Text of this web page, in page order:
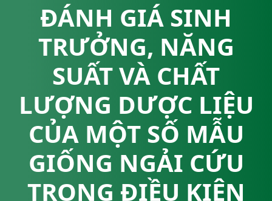
ĐÁNH GIÁ SINH
TRƯỞNG, NĂNG
SUẤT VÀ CHẤT
LƯỢNG DƯỢC LIỆU
CỦA MỘT SỐ MẪU
GIỐNG NGẢI CỨU
TRONG ĐIỀU KIỆN